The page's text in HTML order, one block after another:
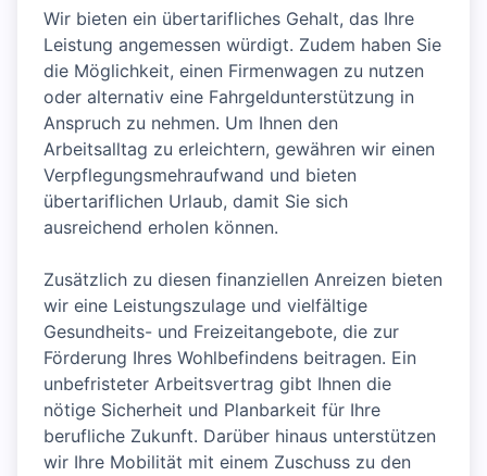
Wir bieten ein übertarifliches Gehalt, das Ihre
Leistung angemessen würdigt. Zudem haben Sie
die Möglichkeit, einen Firmenwagen zu nutzen
oder alternativ eine Fahrgeldunterstützung in
Anspruch zu nehmen. Um Ihnen den
Arbeitsalltag zu erleichtern, gewähren wir einen
Verpflegungsmehraufwand und bieten
übertariflichen Urlaub, damit Sie sich
ausreichend erholen können.
Zusätzlich zu diesen finanziellen Anreizen bieten
wir eine Leistungszulage und vielfältige
Gesundheits- und Freizeitangebote, die zur
Förderung Ihres Wohlbefindens beitragen. Ein
unbefristeter Arbeitsvertrag gibt Ihnen die
nötige Sicherheit und Planbarkeit für Ihre
berufliche Zukunft. Darüber hinaus unterstützen
wir Ihre Mobilität mit einem Zuschuss zu den